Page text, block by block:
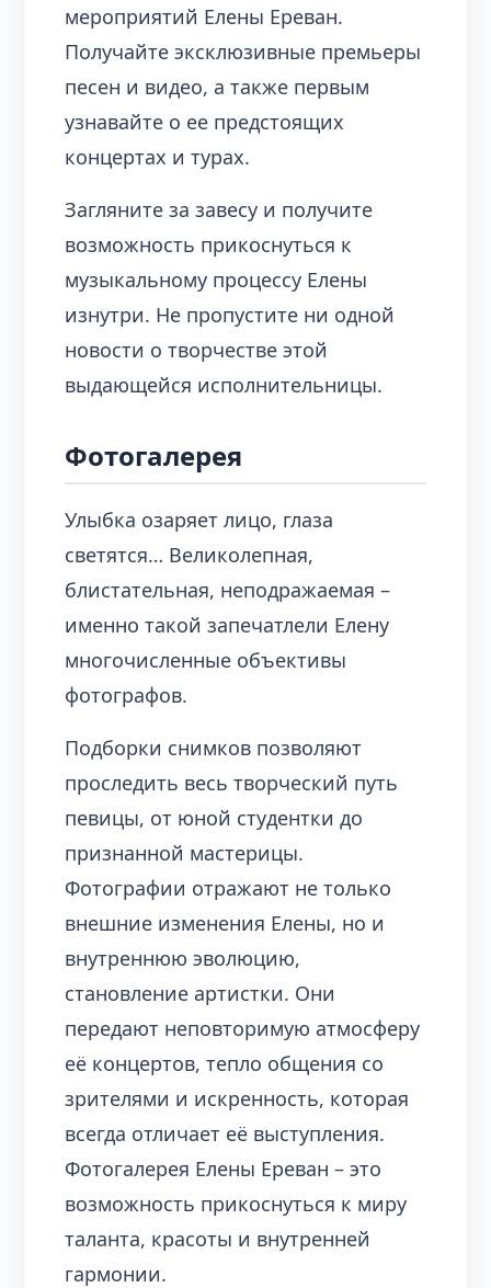
мероприятий Елены Ереван.
Получайте эксклюзивные премьеры
песен и видео, а также первым
узнавайте о ее предстоящих
концертах и турах.
Загляните за завесу и получите
возможность прикоснуться к
музыкальному процессу Елены
изнутри. Не пропустите ни одной
новости о творчестве этой
выдающейся исполнительницы.
Фотогалерея
Улыбка озаряет лицо, глаза
светятся… Великолепная,
блистательная, неподражаемая –
именно такой запечатлели Елену
многочисленные объективы
фотографов.
Подборки снимков позволяют
проследить весь творческий путь
певицы, от юной студентки до
признанной мастерицы.
Фотографии отражают не только
внешние изменения Елены, но и
внутреннюю эволюцию,
становление артистки. Они
передают неповторимую атмосферу
её концертов, тепло общения со
зрителями и искренность, которая
всегда отличает её выступления.
Фотогалерея Елены Ереван – это
возможность прикоснуться к миру
таланта, красоты и внутренней
гармонии.